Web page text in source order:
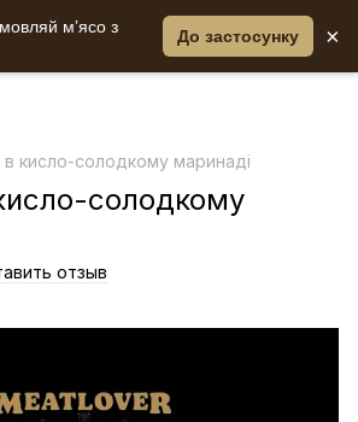
мʼясо з
До застосунку ×
кисло-солодкому маринаді
солодкому
отзыв